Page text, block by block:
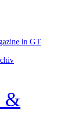
in GT